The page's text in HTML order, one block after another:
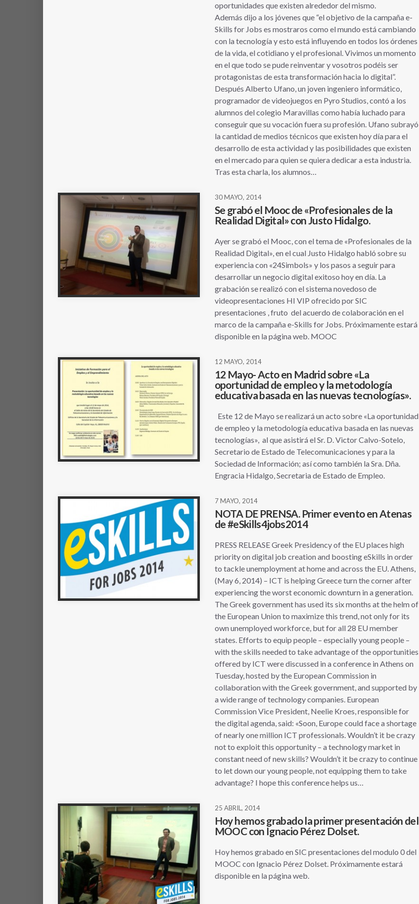
oportunidades que existen alrededor del mismo.
Además dijo a los jóvenes que “el objetivo de la campaña e-
Skills for Jobs es mostraros como el mundo está cambiando
con la tecnología y esto está influyendo en todos los órdenes
de la vida, el cotidiano y el profesional. Vivimos un momento
en el que todo se pude reinventar y vosotros podéis ser
protagonistas de esta transformación hacia lo digital”.
Después Alberto Ufano, un joven ingeniero informático,
programador de videojuegos en Pyro Studios, contó a los
alumnos del colegio Maravillas como había luchado para
conseguir que su vocación fuera su profesión. Ufano subrayó
la cantidad de medios técnicos que existen hoy día para el
desarrollo de esta actividad y las posibilidades que existen
en el mercado para quien se quiera dedicar a esta industria.
Tras esta charla, los alumnos…
30 MAYO, 2014
Se grabó el Mooc de «Profesionales de la
Realidad Digital» con Justo Hidalgo.
Ayer se grabó el Mooc, con el tema de «Profesionales de la
Realidad Digital», en el cual Justo Hidalgo habló sobre su
experiencia con «24Simbols» y los pasos a seguir para
desarrollar un negocio digital exitoso hoy en día. La
grabación se realizó con el sistema novedoso de
videopresentaciones HI VIP ofrecido por SIC
presentaciones , fruto del acuerdo de colaboración en el
marco de la campaña e-Skills for Jobs. Próximamente estará
disponible en la página web. MOOC
12 MAYO, 2014
12 Mayo- Acto en Madrid sobre «La
oportunidad de empleo y la metodología
educativa basada en las nuevas tecnologías».
Este 12 de Mayo se realizará un acto sobre «La oportunidad
de empleo y la metodología educativa basada en las nuevas
tecnologías», al que asistirá el Sr. D. Victor Calvo-Sotelo,
Secretario de Estado de Telecomunicaciones y para la
Sociedad de Información; así como también la Sra. Dña.
Engracia Hidalgo, Secretaria de Estado de Empleo.
7 MAYO, 2014
NOTA DE PRENSA. Primer evento en Atenas
de #eSkills4jobs2014
PRESS RELEASE Greek Presidency of the EU places high
priority on digital job creation and boosting eSkills in order
to tackle unemployment at home and across the EU. Athens,
(May 6, 2014) – ICT is helping Greece turn the corner after
experiencing the worst economic downturn in a generation.
The Greek government has used its six months at the helm of
the European Union to maximize this trend, not only for its
own unemployed workforce, but for all 28 EU member
states. Efforts to equip people – especially young people –
with the skills needed to take advantage of the opportunities
offered by ICT were discussed in a conference in Athens on
Tuesday, hosted by the European Commission in
collaboration with the Greek government, and supported by
a wide range of technology companies. European
Commission Vice President, Neelie Kroes, responsible for
the digital agenda, said: «Soon, Europe could face a shortage
of nearly one million ICT professionals. Wouldn’t it be crazy
not to exploit this opportunity – a technology market in
constant need of new skills? Wouldn’t it be crazy to continue
to let down our young people, not equipping them to take
advantage? I hope this conference helps us…
25 ABRIL, 2014
Hoy hemos grabado la primer presentación del
MOOC con Ignacio Pérez Dolset.
Hoy hemos grabado en SIC presentaciones del modulo 0 del
MOOC con Ignacio Pérez Dolset. Próximamente estará
disponible en la página web.